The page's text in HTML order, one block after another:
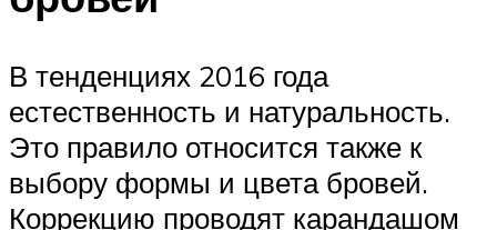
В тенденциях 2016 года
естественность и натуральность.
Это правило относится также к
выбору формы и цвета бровей.
Коррекцию проводят карандашом